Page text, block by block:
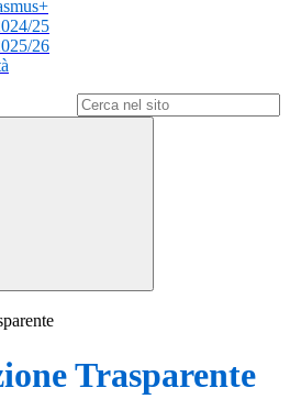
25
26
Trasparente